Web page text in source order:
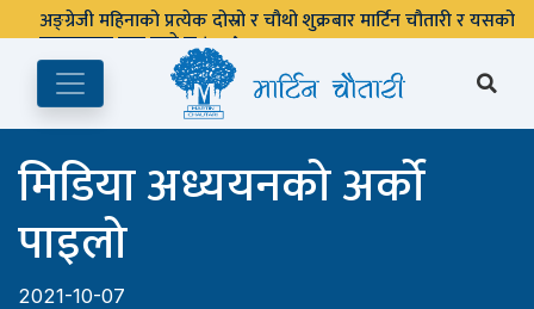
अङ्ग्रेजी महिनाको प्रत्येक दोस्रो र चौथो शुक्रबार मार्टिन चौतारी र यसको
पुस्तकालय बन्द रहने छ ।
मिडिया अध्ययनको अर्को
पाइलो
2021-10-07